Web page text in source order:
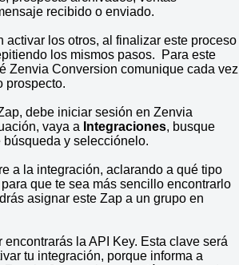
recibido o enviado.
activar los otros, al finalizar este proceso
los mismos pasos. Para este
Zenvia Conversion comunique cada vez
prospecto.
debe iniciar sesión en Zenvia
vaya a Integraciones, busque
búsqueda y selecciónelo.
a la integración, aclarando a qué tipo
que te sea más sencillo encontrarlo
asignar este Zap a un grupo en
encontrarás la API Key. Esta clave será
tu integración, porque informa a